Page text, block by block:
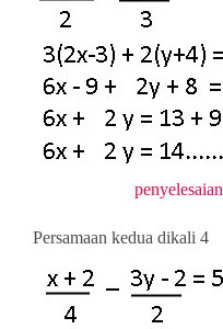
penyelesaian
Persamaan kedua dikali 4